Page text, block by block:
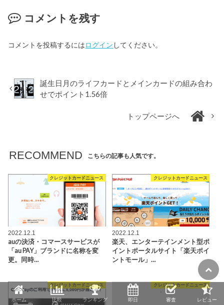
コメントを残す
コメントを投稿するにはログイン してください。
誕生日月のライフカードとメインカードの組み合わ
せでポイント1.56倍
トップページへ
RECOMMEND こちらの記事も人気です。
クレジットカードニュース
2022.12.1
auの決済・コマースサービスが
「au PAY」ブランドに名称を変
更。同時…
クレジットカードニュース
2022.12.1
楽天、エンターテインメント型ポ
イントポータルサイト「楽天ポイ
ントモール」…
クレジットカードニュース クレジットカードニュース
ホーム 比較 ランキング 即日 審査 レビュー